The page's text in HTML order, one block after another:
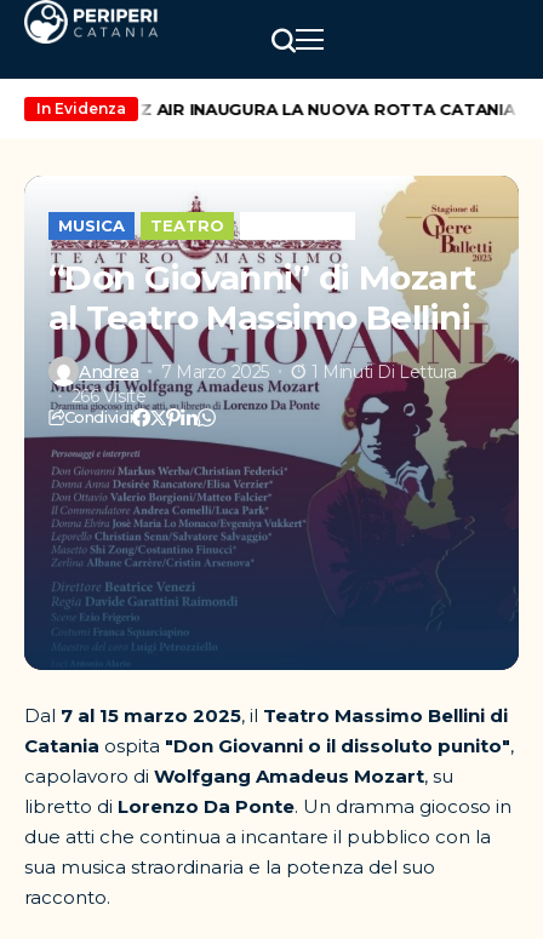
In EvidenzaWIZZ AIR INAUGURA LA NUOVA ROTTA CATANIA –
MUSICA TEATRO
“Don Giovanni” di Mozart
al Teatro Massimo Bellini
Andrea 7 Marzo 2025
1 Minuti Di Lettura
266 Visite
Condividi
Dal 7 al 15 marzo 2025, il Teatro Massimo Bellini di
Catania ospita "Don Giovanni o il dissoluto punito",
capolavoro di Wolfgang Amadeus Mozart, su
libretto di Lorenzo Da Ponte. Un dramma giocoso in
due atti che continua a incantare il pubblico con la
sua musica straordinaria e la potenza del suo
racconto.